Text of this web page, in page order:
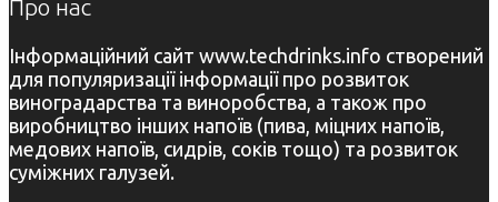
Про нас
Інформаційний сайт www.techdrinks.info створений
для популяризації інформації про розвиток
виноградарства та виноробства, а також про
виробництво інших напоїв (пива, міцних напоїв,
медових напоїв, сидрів, соків тощо) та розвиток
суміжних галузей.